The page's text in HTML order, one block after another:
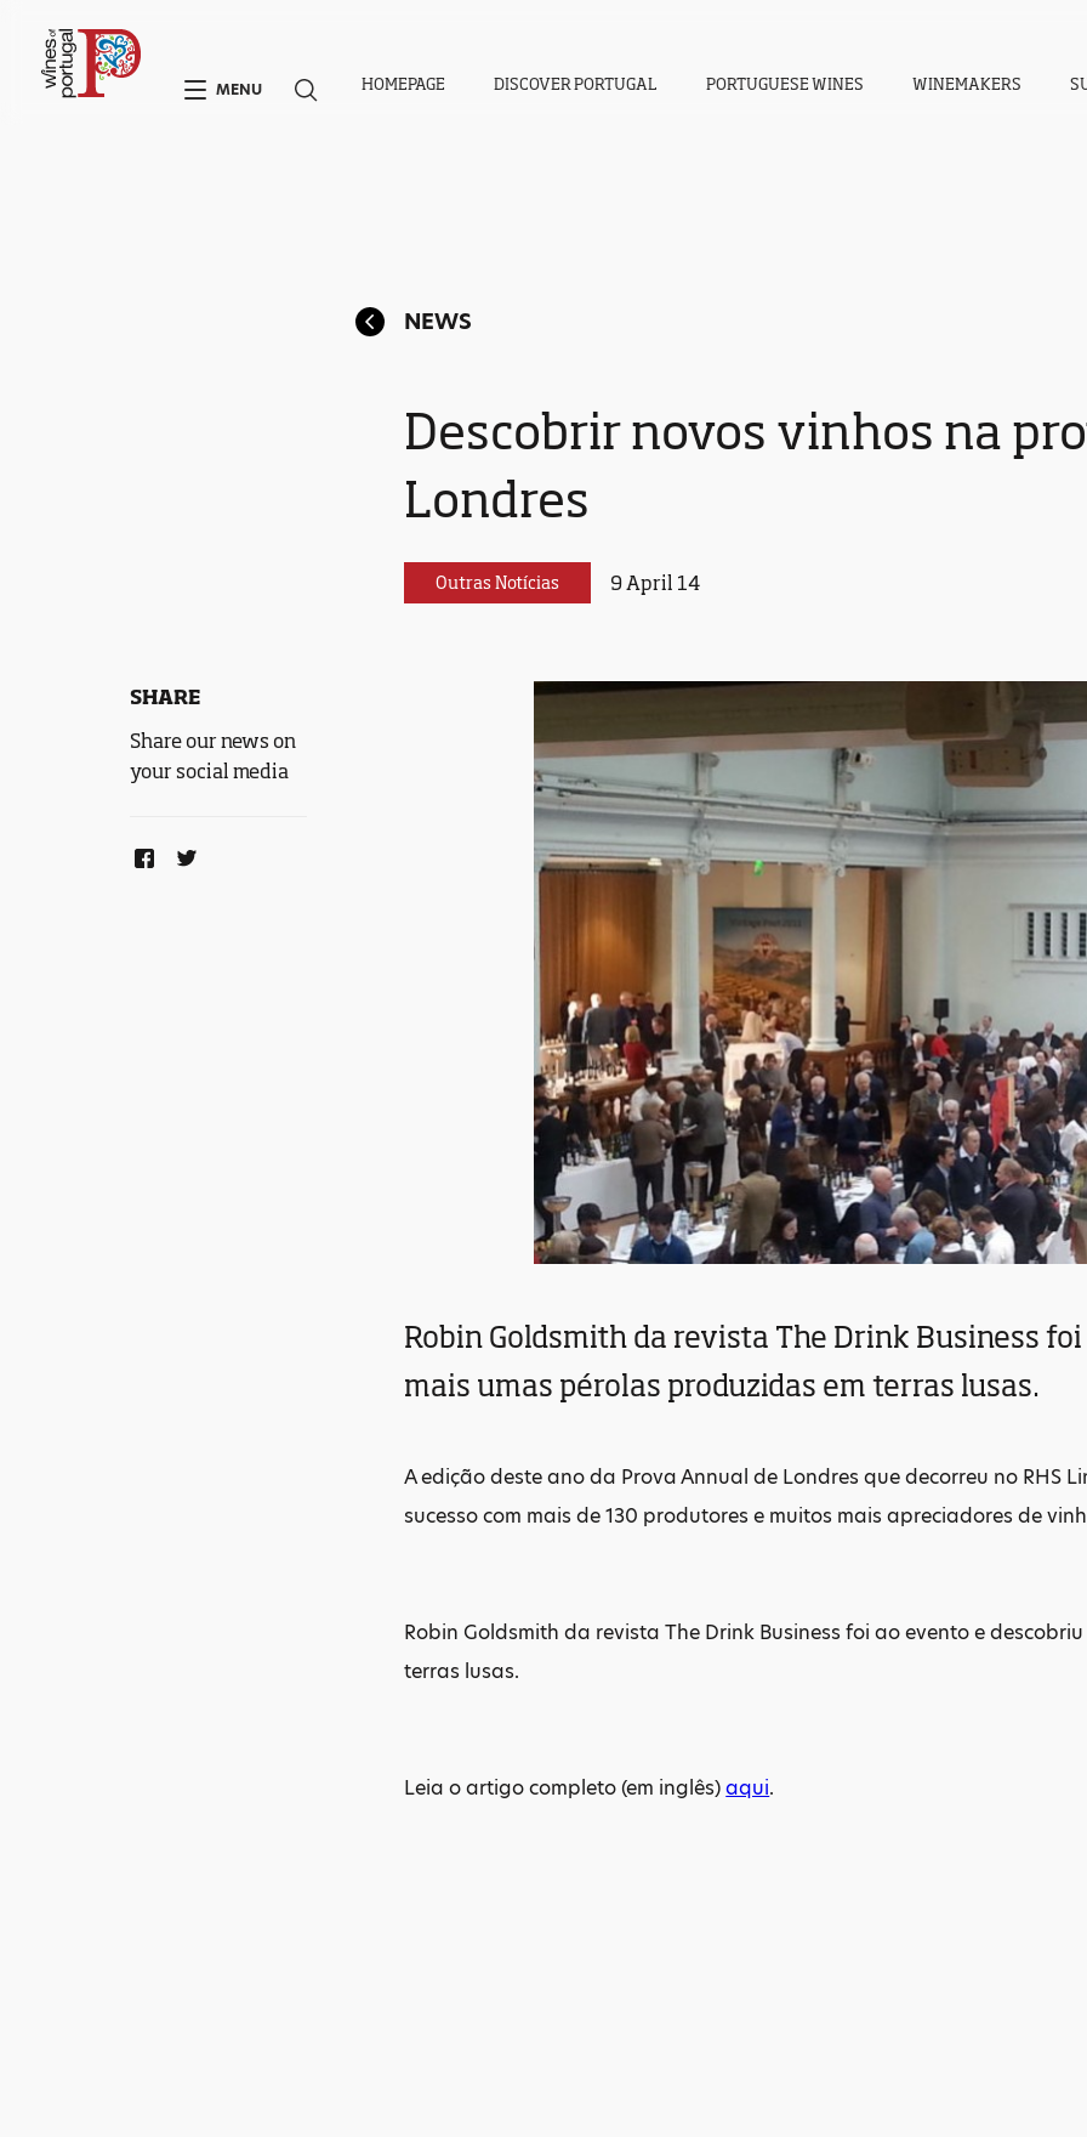
NEWS
Descobrir novos vinhos na
Londres
Outras Notícias 9 April 14
SHARE
Share our news on
your social media
Robin Goldsmith da revista The Drink Business
mais umas pérolas produzidas em terras lusas.
A edição deste ano da Prova Annual de Londres que decorreu no RHS
sucesso com mais de 130 produtores e muitos mais apreciadores de
Robin Goldsmith da revista The Drink Business foi ao evento e
terras lusas.
Leia o artigo completo (em inglês)aqui.
MENU HOMEPAGE DISCOVER PORTUGAL PORTUGUESE WINES WINEMAKERS